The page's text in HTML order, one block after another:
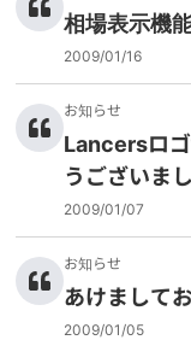
相場表示機
2009/01/16
お知らせ
Lancersロ
うございま
2009/01/07
お知らせ
あけまして
2009/01/05